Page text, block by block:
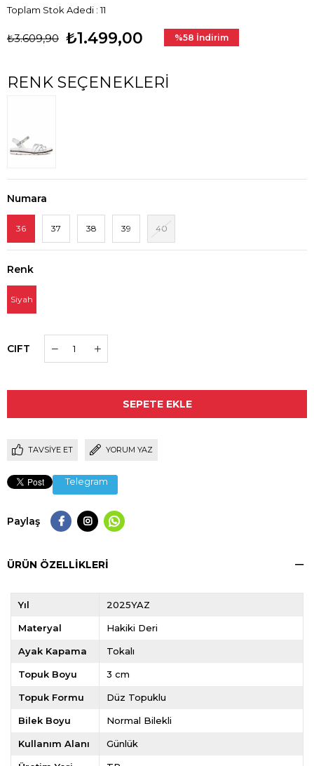
Toplam Stok Adedi : 11
₺3.609,90 ₺1.499,00 %58 İndirim
RENK SEÇENEKLERI
Numara
36 37 38 39 40
Renk
Siyah
CIFT
TAVSIYE ET YORUM YAZ
Telegram
Paylaş
ÜRÜN ÖZELLIKLERI
Yıl 2025YAZ
Materyal Hakiki Deri
Ayak Kapama Tokalı
Topuk Boyu 3 cm
Topuk Formu Düz Topuklu
Bilek Boyu Normal Bilekli
Kullanım Alanı Günlük